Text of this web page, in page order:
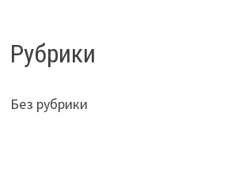
Рубрики
Без рубрики